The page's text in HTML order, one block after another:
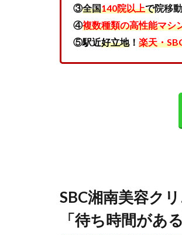
3
SBC
湘南
美容
「コ
スパ
の良
さと
③全国140院以上で院移
④複数種類の高性能マシ
⑤駅近好立地！ 楽天・
SBC湘南美容ク
「待ち時間がある